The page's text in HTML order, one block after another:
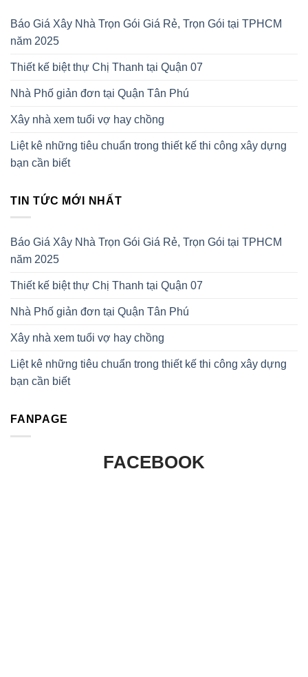
Báo Giá Xây Nhà Trọn Gói Giá Rẻ, Trọn Gói tại TPHCM
năm 2025
Thiết kế biệt thự Chị Thanh tại Quận 07
Nhà Phố giản đơn tại Quận Tân Phú
Xây nhà xem tuổi vợ hay chồng
Liệt kê những tiêu chuẩn trong thiết kế thi công xây dựng
bạn cần biết
TIN TỨC MỚI NHẤT
Báo Giá Xây Nhà Trọn Gói Giá Rẻ, Trọn Gói tại TPHCM
năm 2025
Thiết kế biệt thự Chị Thanh tại Quận 07
Nhà Phố giản đơn tại Quận Tân Phú
Xây nhà xem tuổi vợ hay chồng
Liệt kê những tiêu chuẩn trong thiết kế thi công xây dựng
bạn cần biết
FANPAGE
FACEBOOK